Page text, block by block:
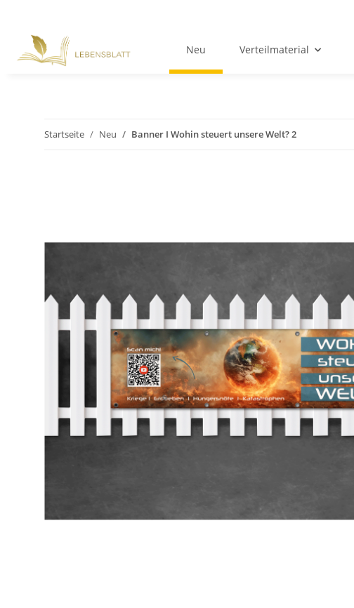
Neu Verteilmaterial
Startseite Neu Banner I Wohin steuert unsere Welt? 2